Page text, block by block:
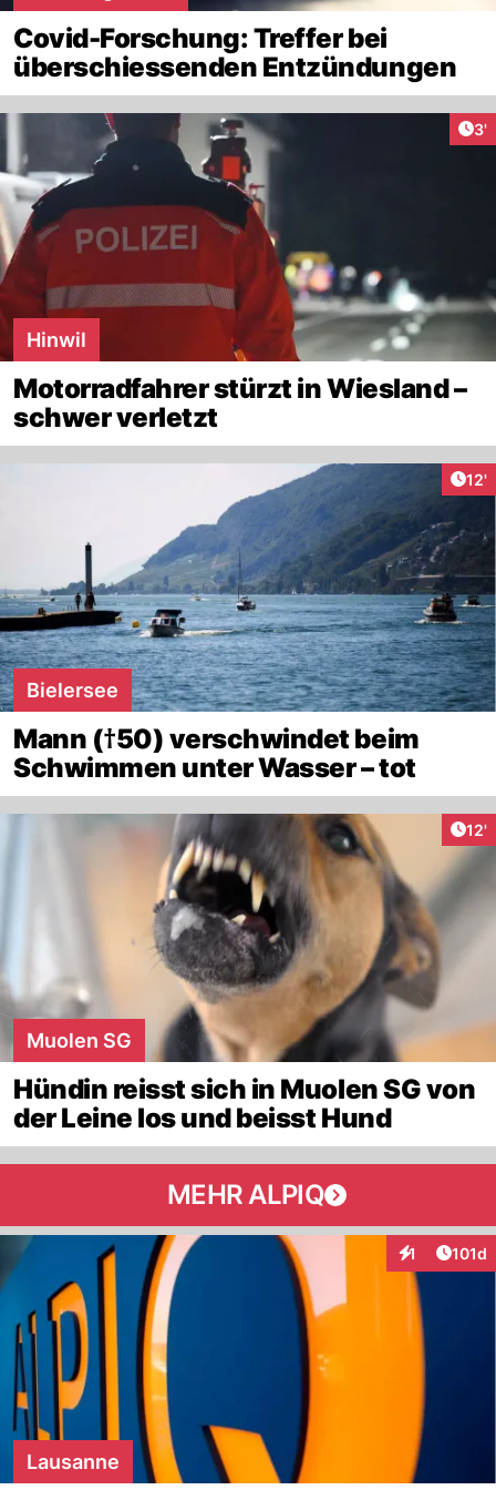
Covid-Forschung: Treffer bei
überschiessenden Entzündungen
3'
Hinwil
Motorradfahrer stürzt in Wiesland –
schwer verletzt
12'
Bielersee
Mann (†50) verschwindet beim
Schwimmen unter Wasser – tot
12'
Muolen SG
Hündin reisst sich in Muolen SG von
der Leine los und beisst Hund
MEHR ALPIQ
1
Interaktionen
101d
Lausanne